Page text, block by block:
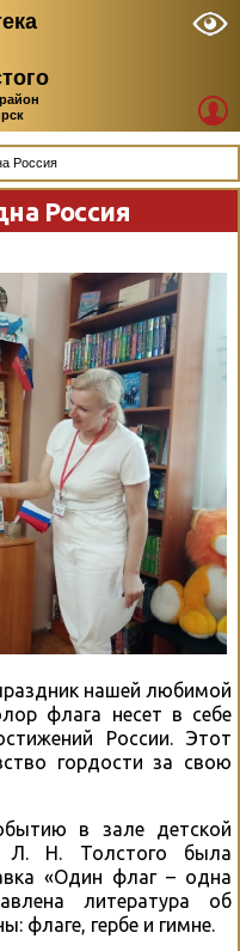
Россия
Россия
нашей любимой
флага несет в себе
России. Этот
гордости за свою
в зале детской
Л. Н. Толстого была
«Один флаг – одна
литература об
флаге, гербе и гимне.